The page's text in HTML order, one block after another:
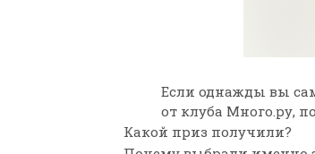
Если однажды вы
от клуба Много.ру,
Какой приз получили?